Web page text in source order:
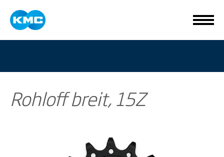
Rohloff breit, 15Z